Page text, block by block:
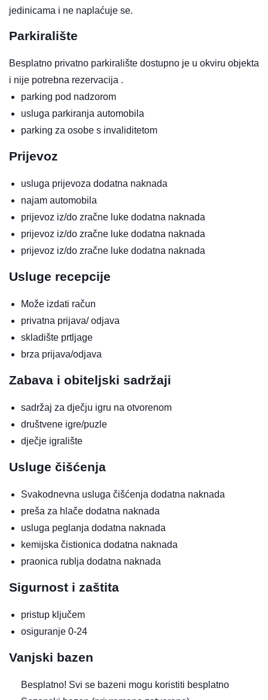
jedinicama i ne naplaćuje se.
Parkiralište
Besplatno privatno parkiralište dostupno je u okviru objekta
i nije potrebna rezervacija .
parking pod nadzorom
usluga parkiranja automobila
parking za osobe s invaliditetom
Prijevoz
usluga prijevoza dodatna naknada
najam automobila
prijevoz iz/do zračne luke dodatna naknada
prijevoz iz/do zračne luke dodatna naknada
prijevoz iz/do zračne luke dodatna naknada
Usluge recepcije
Može izdati račun
privatna prijava/ odjava
skladište prtljage
brza prijava/odjava
Zabava i obiteljski sadržaji
sadržaj za dječju igru na otvorenom
društvene igre/puzle
dječje igralište
Usluge čišćenja
Svakodnevna usluga čišćenja dodatna naknada
preša za hlače dodatna naknada
usluga peglanja dodatna naknada
kemijska čistionica dodatna naknada
praonica rublja dodatna naknada
Sigurnost i zaštita
pristup ključem
osiguranje 0-24
Vanjski bazen
Besplatno! Svi se bazeni mogu koristiti besplatno